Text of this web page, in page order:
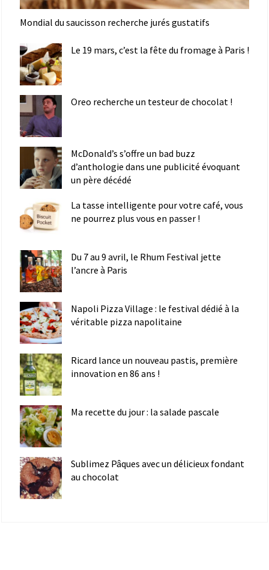
Mondial du saucisson recherche jurés gustatifs
Le 19 mars, c’est la fête du fromage à Paris !
Oreo recherche un testeur de chocolat !
McDonald’s s’offre un bad buzz
d’anthologie dans une publicité évoquant
un père décédé
La tasse intelligente pour votre café, vous
ne pourrez plus vous en passer !
Du 7 au 9 avril, le Rhum Festival jette
l’ancre à Paris
Napoli Pizza Village : le festival dédié à la
véritable pizza napolitaine
Ricard lance un nouveau pastis, première
innovation en 86 ans !
Ma recette du jour : la salade pascale
Sublimez Pâques avec un délicieux fondant
au chocolat